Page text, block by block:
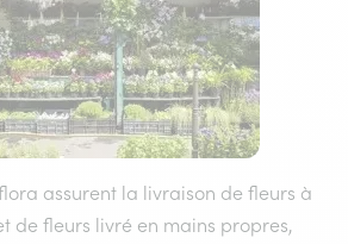
assurent la livraison de fleurs à
de fleurs livré en mains propres,